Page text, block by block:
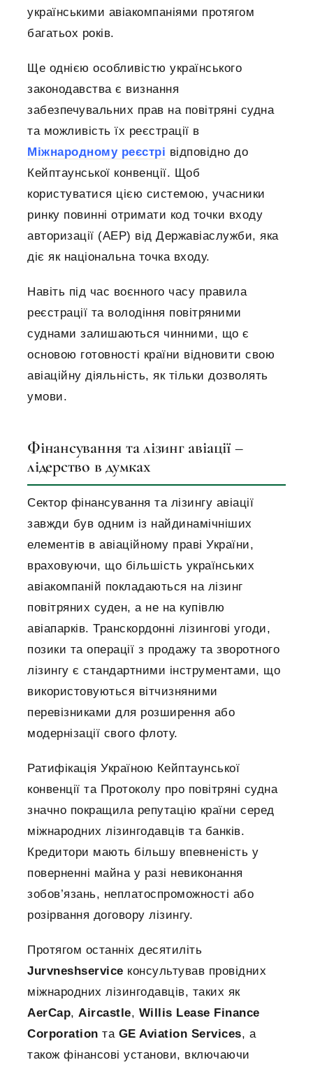
українськими авіакомпаніями протягом
багатьох років.
Ще однією особливістю українського
законодавства є визнання
забезпечувальних прав на повітряні судна
та можливість їх реєстрації в
Міжнародному реєстрі відповідно до
Кейптаунської конвенції. Щоб
користуватися цією системою, учасники
ринку повинні отримати код точки входу
авторизації (AEP) від Державіаслужби, яка
діє як національна точка входу.
Навіть під час воєнного часу правила
реєстрації та володіння повітряними
суднами залишаються чинними, що є
основою готовності країни відновити свою
авіаційну діяльність, як тільки дозволять
умови.
Фінансування та лізинг авіації –
лідерство в думках
Сектор фінансування та лізингу авіації
завжди був одним із найдинамічніших
елементів в авіаційному праві України,
враховуючи, що більшість українських
авіакомпаній покладаються на лізинг
повітряних суден, а не на купівлю
авіапарків. Транскордонні лізингові угоди,
позики та операції з продажу та зворотного
лізингу є стандартними інструментами, що
використовуються вітчизняними
перевізниками для розширення або
модернізації свого флоту.
Ратифікація Україною Кейптаунської
конвенції та Протоколу про повітряні судна
значно покращила репутацію країни серед
міжнародних лізингодавців та банків.
Кредитори мають більшу впевненість у
поверненні майна у разі невиконання
зобов’язань, неплатоспроможності або
розірвання договору лізингу.
Протягом останніх десятиліть
Jurvneshservice консультував провідних
міжнародних лізингодавців, таких як
AerCap, Aircastle, Willis Lease Finance
Corporation та GE Aviation Services, а
також фінансові установи, включаючи